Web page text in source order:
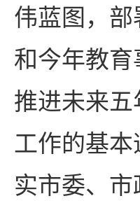
伟蓝图，部
和今年教
推进未来
工作的基
实市委、